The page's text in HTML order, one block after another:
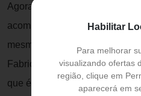
Habilitar
Para melhorar
visualizando ofertas
região, clique em
aparecerá em
Agora com a Garrafa Fitness
acompanhar nas caminhadas,
mesmo durante um trekking
Fabricada com Tritan, um
que é livre de BPA,